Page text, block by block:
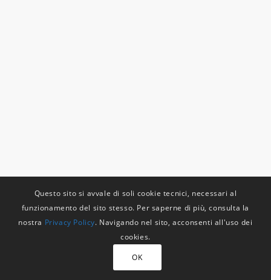
Questo sito si avvale di soli cookie tecnici, necessari al
funzionamento del sito stesso. Per saperne di più, consulta la
nostra Privacy Policy. Navigando nel sito, acconsenti all'uso dei
cookies.
OK